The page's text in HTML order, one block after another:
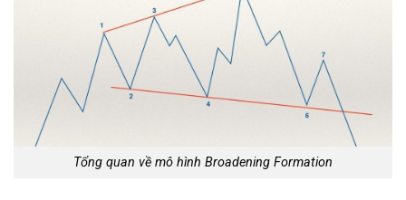
Tổng quan về mô hình Broadening Formation